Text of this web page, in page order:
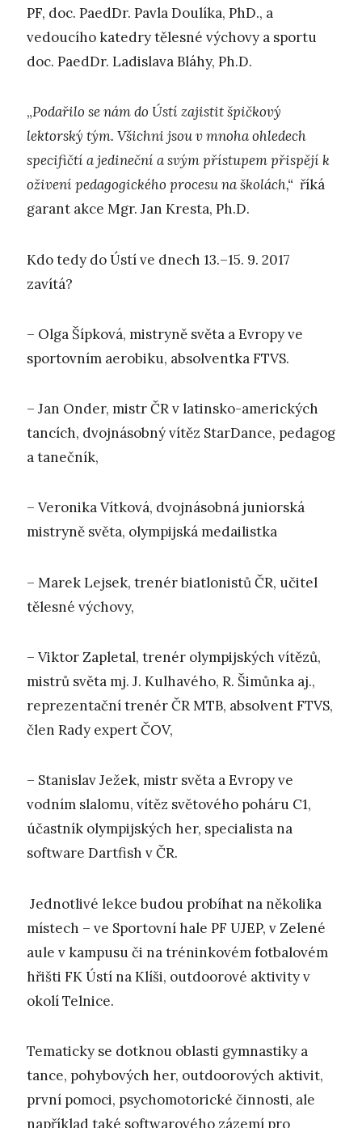
PF, doc. PaedDr. Pavla Doulíka, PhD., a
vedoucího katedry tělesné výchovy a sportu
doc. PaedDr. Ladislava Bláhy, Ph.D.
„Podařilo se nám do Ústí zajistit špičkový
lektorský tým. Všichni jsou v mnoha ohledech
specifičtí a jedineční a svým přístupem přispějí k
oživení pedagogického procesu na školách,“ říká
garant akce Mgr. Jan Kresta, Ph.D.
Kdo tedy do Ústí ve dnech 13.–15. 9. 2017
zavítá?
– Olga Šípková, mistryně světa a Evropy ve
sportovním aerobiku, absolventka FTVS.
– Jan Onder, mistr ČR v latinsko-amerických
tancích, dvojnásobný vítěz StarDance, pedagog
a tanečník,
– Veronika Vítková, dvojnásobná juniorská
mistryně světa, olympijská medailistka
– Marek Lejsek, trenér biatlonistů ČR, učitel
tělesné výchovy,
– Viktor Zapletal, trenér olympijských vítězů,
mistrů světa mj. J. Kulhavého, R. Šimůnka aj.,
reprezentační trenér ČR MTB, absolvent FTVS,
člen Rady expert ČOV,
– Stanislav Ježek, mistr světa a Evropy ve
vodním slalomu, vítěz světového poháru C1,
účastník olympijských her, specialista na
software Dartfish v ČR.
Jednotlivé lekce budou probíhat na několika
místech – ve Sportovní hale PF UJEP, v Zelené
aule v kampusu či na tréninkovém fotbalovém
hřišti FK Ústí na Klíši, outdoorové aktivity v
okolí Telnice.
Tematicky se dotknou oblasti gymnastiky a
tance, pohybových her, outdoorových aktivit,
první pomoci, psychomotorické činnosti, ale
například také softwarového zázemí pro